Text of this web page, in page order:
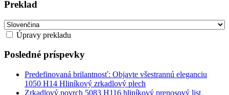
Preklad
Úpravy prekladu
Posledné príspevky
Predefinovaná brilantnosť: Objavte všestrannú eleganciu
1050 H14 Hliníkový zrkadlový plech
Zrkadlový povrch 5083 H116 hliníkový prenosový list